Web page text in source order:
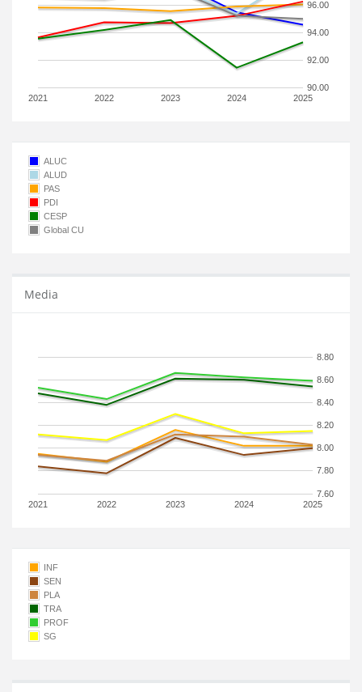
2021 2022 2023 2024 2025
90.00
92.00
94.00
96.00
ALUC
ALUD
PAS
PDI
CESP
Global CU
Media
2021 2022 2023 2024 2025
7.60
7.80
8.00
8.20
8.40
8.60
8.80
INF
SEN
PLA
TRA
PROF
SG